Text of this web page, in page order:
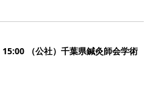
（公社）千葉県鍼灸師会学術